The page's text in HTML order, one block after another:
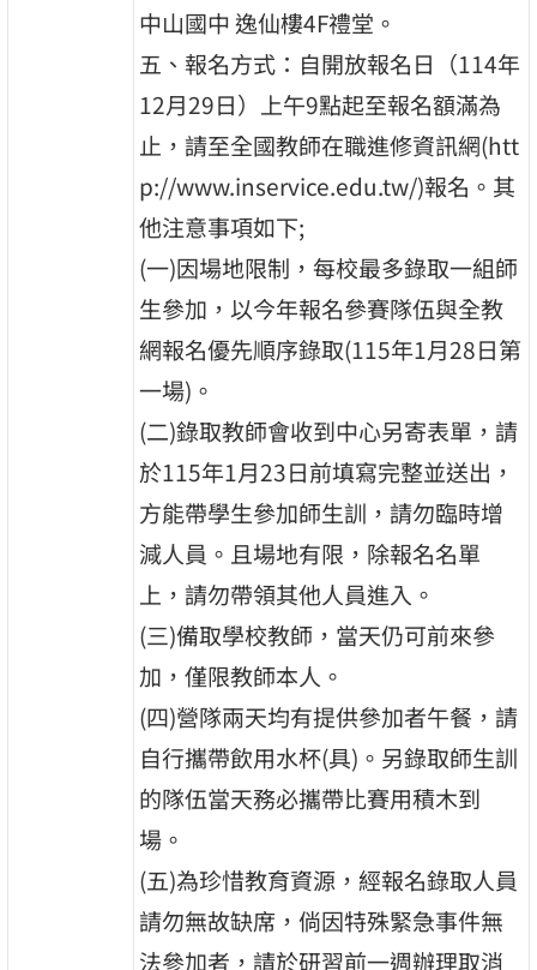
中山國中 逸仙樓4F禮堂。
五、報名方式：自開放報名日（114年
12月29日）上午9點起至報名額滿為
止，請至全國教師在職進修資訊網(htt
p://www.inservice.edu.tw/)報名。其
他注意事項如下;
(一)因場地限制，每校最多錄取一組師
生參加，以今年報名參賽隊伍與全教
網報名優先順序錄取(115年1月28日第
一場)。
(二)錄取教師會收到中心另寄表單，請
於115年1月23日前填寫完整並送出，
方能帶學生參加師生訓，請勿臨時增
減人員。且場地有限，除報名名單
上，請勿帶領其他人員進入。
(三)備取學校教師，當天仍可前來參
加，僅限教師本人。
(四)營隊兩天均有提供參加者午餐，請
自行攜帶飲用水杯(具)。另錄取師生訓
的隊伍當天務必攜帶比賽用積木到
場。
(五)為珍惜教育資源，經報名錄取人員
請勿無故缺席，倘因特殊緊急事件無
法參加者，請於研習前一週辦理取消